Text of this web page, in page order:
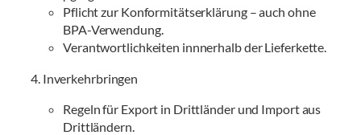
Pflicht zur Konformitätserklärung – auch ohne
BPA-Verwendung.
Verantwortlichkeiten innnerhalb der Lieferkette.
4. Inverkehrbringen
Regeln für Export in Drittländer und Import aus
Drittländern.